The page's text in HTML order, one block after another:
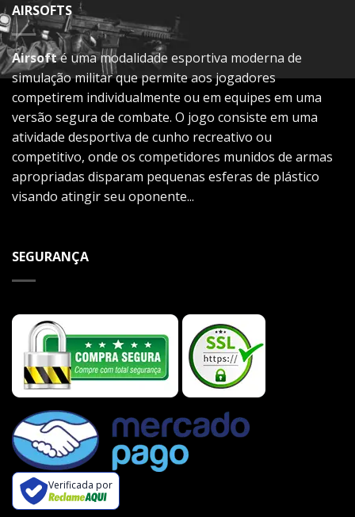
AIRSOFTS
Airsofté uma modalidade esportiva moderna de
simulação militar que permite aos jogadores
competirem individualmente ou em equipes em uma
versão segura de combate. O jogo consiste em uma
atividade desportiva de cunho recreativo ou
competitivo, onde os competidores munidos de armas
apropriadas disparam pequenas esferas de plástico
visando atingir seu oponente...
SEGURANÇA
Verificada por